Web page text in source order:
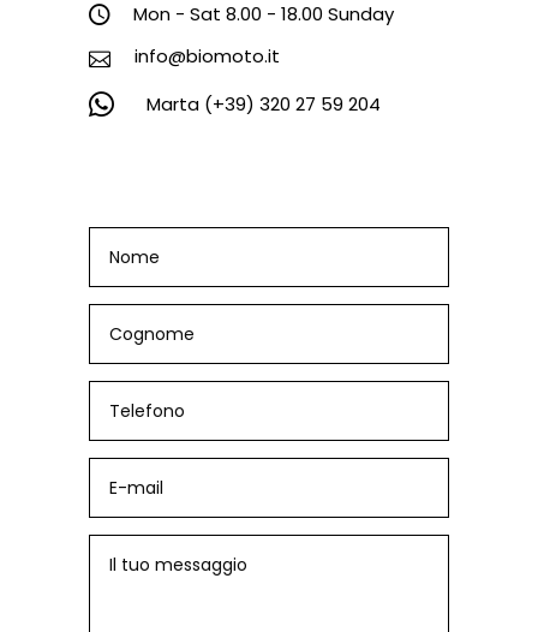
Mon - Sat 8.00 - 18.00 Sunday
info@biomoto.it
Marta (+39) 320 27 59 204